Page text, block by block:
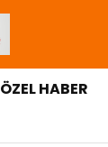
ÖZEL HABER